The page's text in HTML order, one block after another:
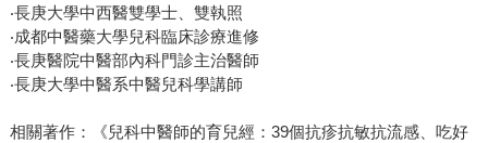
‧長庚大學中西醫雙學士、雙執照
‧成都中醫藥大學兒科臨床診療進修
‧長庚醫院中醫部內科門診主治醫師
‧長庚大學中醫系中醫兒科學講師
相關著作：《兒科中醫師的育兒經：39個抗疹抗敏抗流感、吃好